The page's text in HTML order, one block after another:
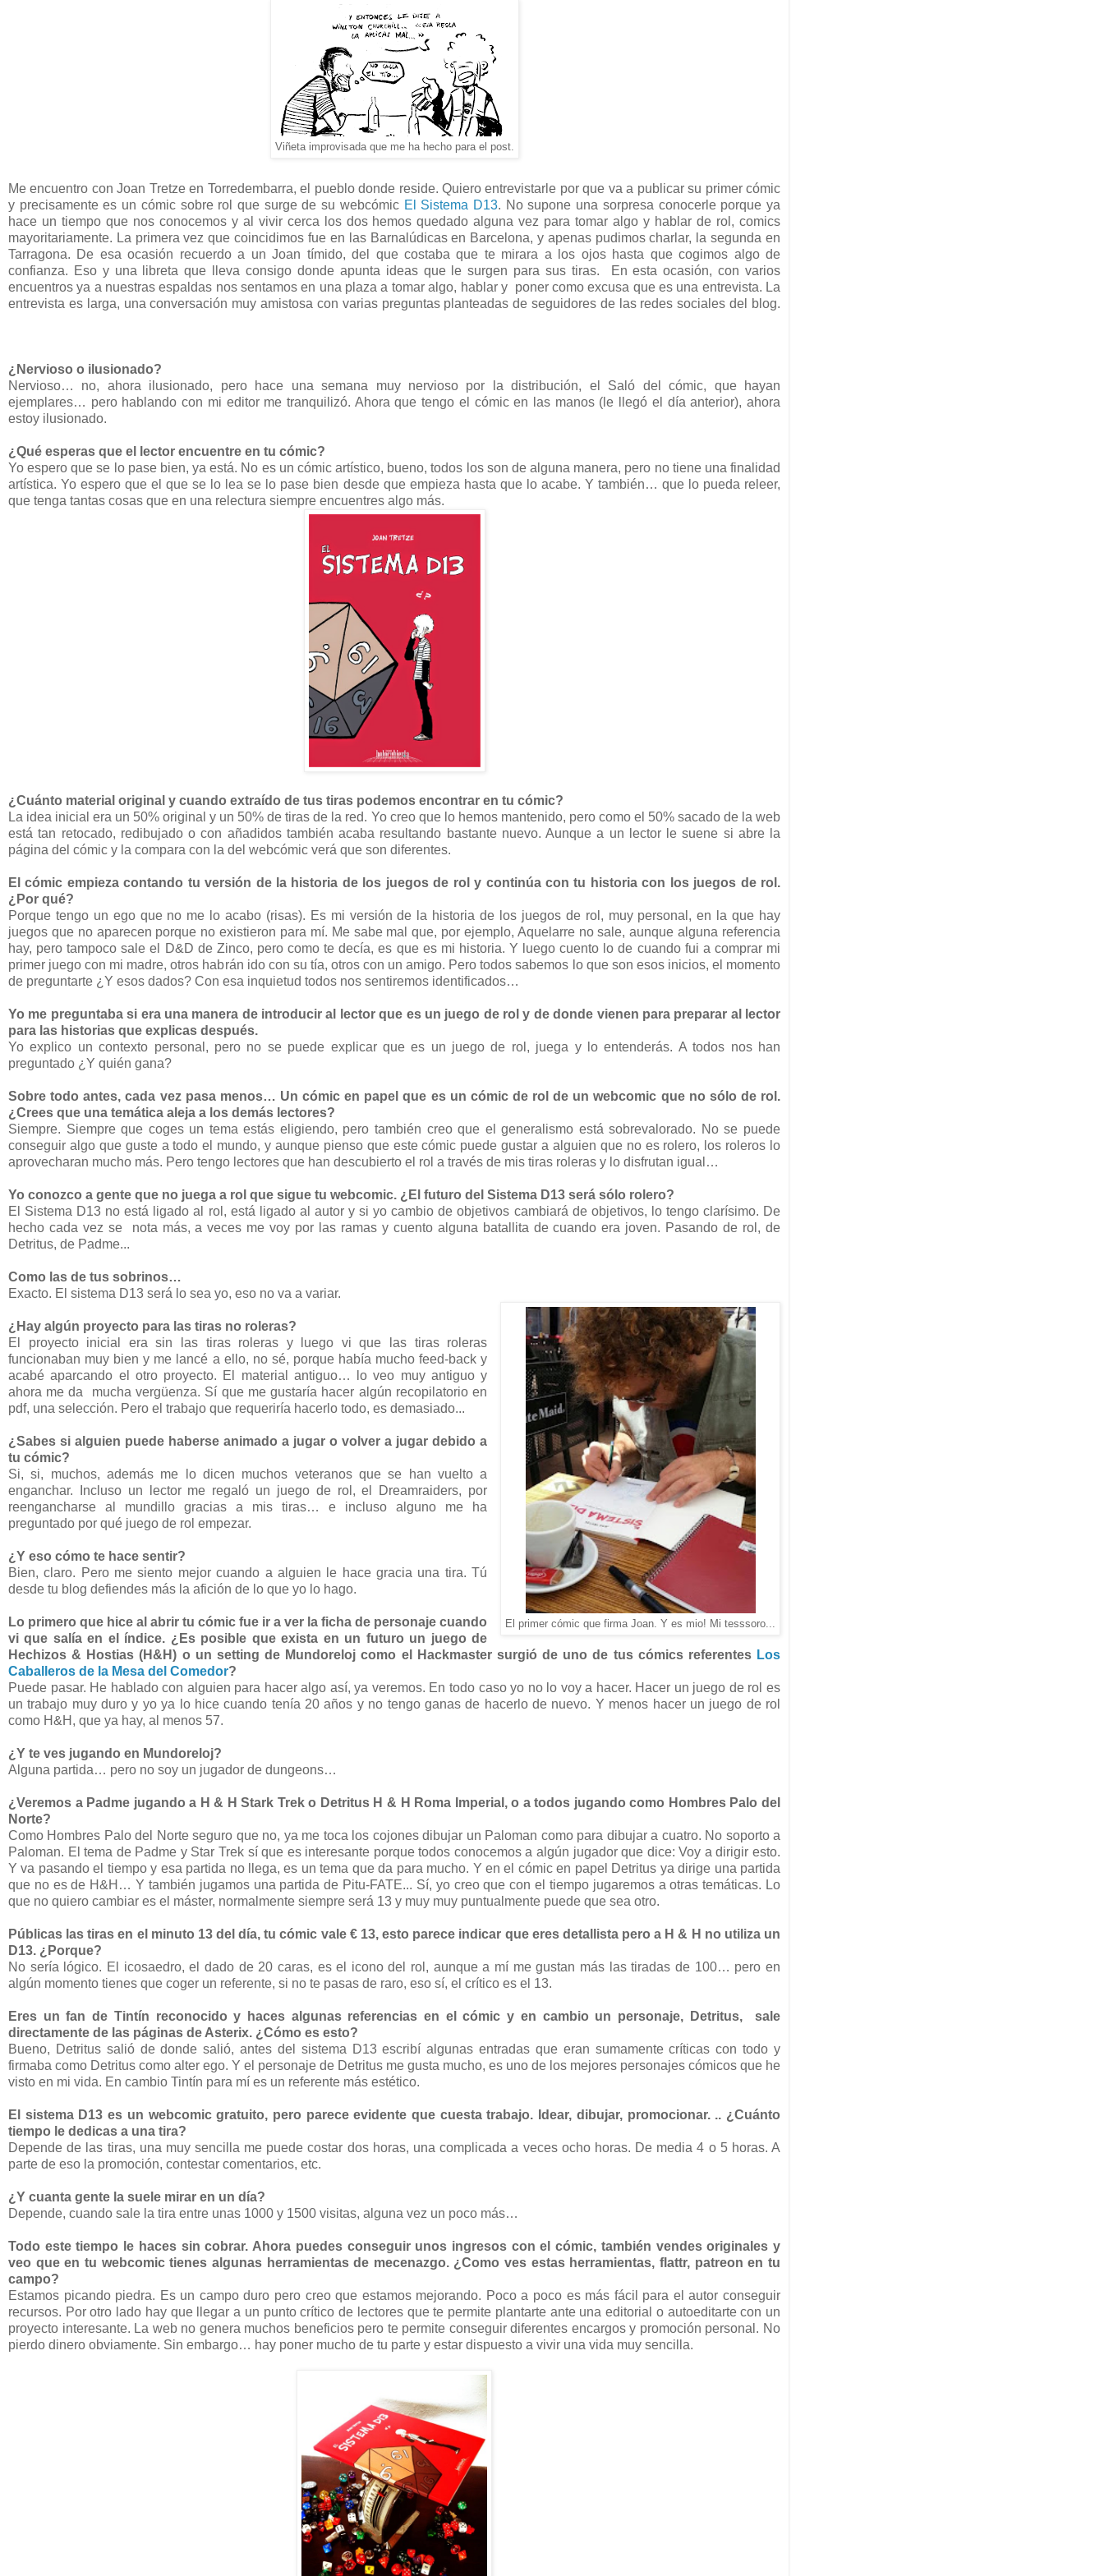
Viñeta improvisada que me ha hecho para el post.
Me encuentro con Joan Tretze en Torredembarra, el pueblo donde reside. Quiero entrevistarle por que va a publicar su primer cómic
y precisamente es un cómic sobre rol que surge de su webcómic El Sistema D13. No supone una sorpresa conocerle porque ya
hace un tiempo que nos conocemos y al vivir cerca los dos hemos quedado alguna vez para tomar algo y hablar de rol, comics
mayoritariamente. La primera vez que coincidimos fue en las Barnalúdicas en Barcelona, y apenas pudimos charlar, la segunda en
Tarragona. De esa ocasión recuerdo a un Joan tímido, del que costaba que te mirara a los ojos hasta que cogimos algo de
confianza. Eso y una libreta que lleva consigo donde apunta ideas que le surgen para sus tiras. En esta ocasión, con varios
encuentros ya a nuestras espaldas nos sentamos en una plaza a tomar algo, hablar y poner como excusa que es una entrevista. La
entrevista es larga, una conversación muy amistosa con varias preguntas planteadas de seguidores de las redes sociales del blog.
¿Nervioso o ilusionado?
Nervioso… no, ahora ilusionado, pero hace una semana muy nervioso por la distribución, el Saló del cómic, que hayan
ejemplares… pero hablando con mi editor me tranquilizó. Ahora que tengo el cómic en las manos (le llegó el día anterior), ahora
estoy ilusionado.
¿Qué esperas que el lector encuentre en tu cómic?
Yo espero que se lo pase bien, ya está. No es un cómic artístico, bueno, todos los son de alguna manera, pero no tiene una finalidad
artística. Yo espero que el que se lo lea se lo pase bien desde que empieza hasta que lo acabe. Y también… que lo pueda releer,
que tenga tantas cosas que en una relectura siempre encuentres algo más.
¿Cuánto material original y cuando extraído de tus tiras podemos encontrar en tu cómic?
La idea inicial era un 50% original y un 50% de tiras de la red. Yo creo que lo hemos mantenido, pero como el 50% sacado de la web
está tan retocado, redibujado o con añadidos también acaba resultando bastante nuevo. Aunque a un lector le suene si abre la
página del cómic y la compara con la del webcómic verá que son diferentes.
El cómic empieza contando tu versión de la historia de los juegos de rol y continúa con tu historia con los juegos de rol.
¿Por qué?
Porque tengo un ego que no me lo acabo (risas). Es mi versión de la historia de los juegos de rol, muy personal, en la que hay
juegos que no aparecen porque no existieron para mí. Me sabe mal que, por ejemplo, Aquelarre no sale, aunque alguna referencia
hay, pero tampoco sale el D&D de Zinco, pero como te decía, es que es mi historia. Y luego cuento lo de cuando fui a comprar mi
primer juego con mi madre, otros habrán ido con su tía, otros con un amigo. Pero todos sabemos lo que son esos inicios, el momento
de preguntarte ¿Y esos dados? Con esa inquietud todos nos sentiremos identificados…
Yo me preguntaba si era una manera de introducir al lector que es un juego de rol y de donde vienen para preparar al lector
para las historias que explicas después.
Yo explico un contexto personal, pero no se puede explicar que es un juego de rol, juega y lo entenderás. A todos nos han
preguntado ¿Y quién gana?
Sobre todo antes, cada vez pasa menos… Un cómic en papel que es un cómic de rol de un webcomic que no sólo de rol.
¿Crees que una temática aleja a los demás lectores?
Siempre. Siempre que coges un tema estás eligiendo, pero también creo que el generalismo está sobrevalorado. No se puede
conseguir algo que guste a todo el mundo, y aunque pienso que este cómic puede gustar a alguien que no es rolero, los roleros lo
aprovecharan mucho más. Pero tengo lectores que han descubierto el rol a través de mis tiras roleras y lo disfrutan igual…
Yo conozco a gente que no juega a rol que sigue tu webcomic. ¿El futuro del Sistema D13 será sólo rolero?
El Sistema D13 no está ligado al rol, está ligado al autor y si yo cambio de objetivos cambiará de objetivos, lo tengo clarísimo. De
hecho cada vez se nota más, a veces me voy por las ramas y cuento alguna batallita de cuando era joven. Pasando de rol, de
Detritus, de Padme...
Como las de tus sobrinos…
Exacto. El sistema D13 será lo sea yo, eso no va a variar.
El primer cómic que firma Joan. Y es mio! Mi tesssoro...
¿Hay algún proyecto para las tiras no roleras?
El proyecto inicial era sin las tiras roleras y luego vi que las tiras roleras
funcionaban muy bien y me lancé a ello, no sé, porque había mucho feed-back y
acabé aparcando el otro proyecto. El material antiguo… lo veo muy antiguo y
ahora me da mucha vergüenza. Sí que me gustaría hacer algún recopilatorio en
pdf, una selección. Pero el trabajo que requeriría hacerlo todo, es demasiado...
¿Sabes si alguien puede haberse animado a jugar o volver a jugar debido a
tu cómic?
Si, si, muchos, además me lo dicen muchos veteranos que se han vuelto a
enganchar. Incluso un lector me regaló un juego de rol, el Dreamraiders, por
reengancharse al mundillo gracias a mis tiras… e incluso alguno me ha
preguntado por qué juego de rol empezar.
¿Y eso cómo te hace sentir?
Bien, claro. Pero me siento mejor cuando a alguien le hace gracia una tira. Tú
desde tu blog defiendes más la afición de lo que yo lo hago.
Lo primero que hice al abrir tu cómic fue ir a ver la ficha de personaje cuando
vi que salía en el índice. ¿Es posible que exista en un futuro un juego de
Hechizos & Hostias (H&H) o un setting de Mundoreloj como el Hackmaster surgió de uno de tus cómics referentes Los
Caballeros de la Mesa del Comedor?
Puede pasar. He hablado con alguien para hacer algo así, ya veremos. En todo caso yo no lo voy a hacer. Hacer un juego de rol es
un trabajo muy duro y yo ya lo hice cuando tenía 20 años y no tengo ganas de hacerlo de nuevo. Y menos hacer un juego de rol
como H&H, que ya hay, al menos 57.
¿Y te ves jugando en Mundoreloj?
Alguna partida… pero no soy un jugador de dungeons…
¿Veremos a Padme jugando a H & H Stark Trek o Detritus H & H Roma Imperial, o a todos jugando como Hombres Palo del
Norte?
Como Hombres Palo del Norte seguro que no, ya me toca los cojones dibujar un Paloman como para dibujar a cuatro. No soporto a
Paloman. El tema de Padme y Star Trek sí que es interesante porque todos conocemos a algún jugador que dice: Voy a dirigir esto.
Y va pasando el tiempo y esa partida no llega, es un tema que da para mucho. Y en el cómic en papel Detritus ya dirige una partida
que no es de H&H… Y también jugamos una partida de Pitu-FATE... Sí, yo creo que con el tiempo jugaremos a otras temáticas. Lo
que no quiero cambiar es el máster, normalmente siempre será 13 y muy muy puntualmente puede que sea otro.
Públicas las tiras en el minuto 13 del día, tu cómic vale € 13, esto parece indicar que eres detallista pero a H & H no utiliza un
D13. ¿Porque?
No sería lógico. El icosaedro, el dado de 20 caras, es el icono del rol, aunque a mí me gustan más las tiradas de 100… pero en
algún momento tienes que coger un referente, si no te pasas de raro, eso sí, el crítico es el 13.
Eres un fan de Tintín reconocido y haces algunas referencias en el cómic y en cambio un personaje, Detritus, sale
directamente de las páginas de Asterix. ¿Cómo es esto?
Bueno, Detritus salió de donde salió, antes del sistema D13 escribí algunas entradas que eran sumamente críticas con todo y
firmaba como Detritus como alter ego. Y el personaje de Detritus me gusta mucho, es uno de los mejores personajes cómicos que he
visto en mi vida. En cambio Tintín para mí es un referente más estético.
El sistema D13 es un webcomic gratuito, pero parece evidente que cuesta trabajo. Idear, dibujar, promocionar. .. ¿Cuánto
tiempo le dedicas a una tira?
Depende de las tiras, una muy sencilla me puede costar dos horas, una complicada a veces ocho horas. De media 4 o 5 horas. A
parte de eso la promoción, contestar comentarios, etc.
¿Y cuanta gente la suele mirar en un día?
Depende, cuando sale la tira entre unas 1000 y 1500 visitas, alguna vez un poco más…
Todo este tiempo le haces sin cobrar. Ahora puedes conseguir unos ingresos con el cómic, también vendes originales y
veo que en tu webcomic tienes algunas herramientas de mecenazgo. ¿Como ves estas herramientas, flattr, patreon en tu
campo?
Estamos picando piedra. Es un campo duro pero creo que estamos mejorando. Poco a poco es más fácil para el autor conseguir
recursos. Por otro lado hay que llegar a un punto crítico de lectores que te permite plantarte ante una editorial o autoeditarte con un
proyecto interesante. La web no genera muchos beneficios pero te permite conseguir diferentes encargos y promoción personal. No
pierdo dinero obviamente. Sin embargo… hay poner mucho de tu parte y estar dispuesto a vivir una vida muy sencilla.